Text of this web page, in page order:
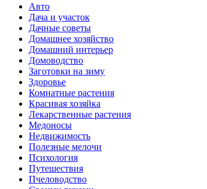
Авто
Дача и участок
Дачные советы
Домашнее хозяйство
Домашний интерьер
Домоводство
Заготовки на зиму
Здоровье
Комнатные растения
Красивая хозяйка
Лекарственные растения
Медоносы
Недвижимость
Полезные мелочи
Психология
Путешествия
Пчеловодство